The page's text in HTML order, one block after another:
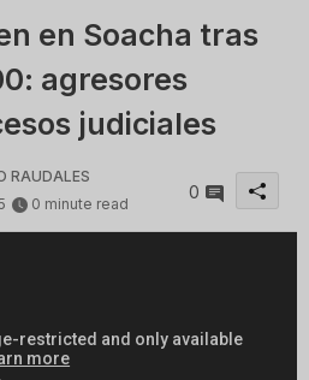
en Soacha tras
agresores
judiciales
RAUDALES
0 minute read
0